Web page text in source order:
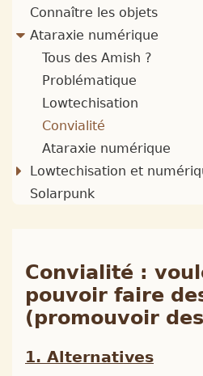
Convialité :
pouvoir faire
(promouvoir
Alternatives
Connaître les objets
Ataraxie numérique
Tous des Amish ?
Problématique
Lowtechisation
Convialité
Ataraxie numérique
Lowtechisation et
Solarpunk